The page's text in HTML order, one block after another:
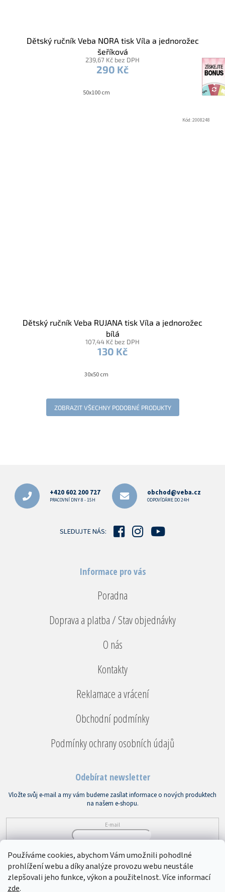
Používáme cookies, abychom Vám umožnili pohodlné
prohlížení webu a díky analýze provozu webu neustále
zlepšovali jeho funkce, výkon a použitelnost. Více informací
zde.
Dětský ručník Veba NORA tisk Víla a jednorožec
šeříková
239,67 Kč bez DPH
290 Kč
50x100 cm
Dětský ručník Veba RUJANA tisk Víla a jednorožec
bílá
107,44 Kč bez DPH
130 Kč
30x50 cm
Kód:2008248
ZOBRAZIT VŠECHNY PODOBNÉ PRODUKTY
+420 602 200 727
PRACOVNÍ DNY 8 - 15H
obchod@veba.cz
ODPOVÍDÁME DO 24H
SLEDUJTE NÁS:
Informace pro vás
Poradna
Doprava a platba / Stav objednávky
O nás
Kontakty
Reklamace a vrácení
Obchodní podmínky
Podmínky ochrany osobních údajů
Odebírat newsletter
Vložte svůj e-mail a my vám budeme zasílat informace o nových produktech
na našem e-shopu.
E-mail
PŘIHLÁSIT SE